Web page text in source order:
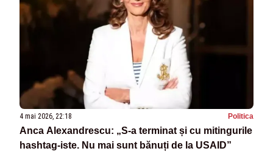
4 mai 2026, 22:18 Politica
Anca Alexandrescu: „S-a terminat și cu mitingurile
hashtag-iste. Nu mai sunt bănuți de la USAID”